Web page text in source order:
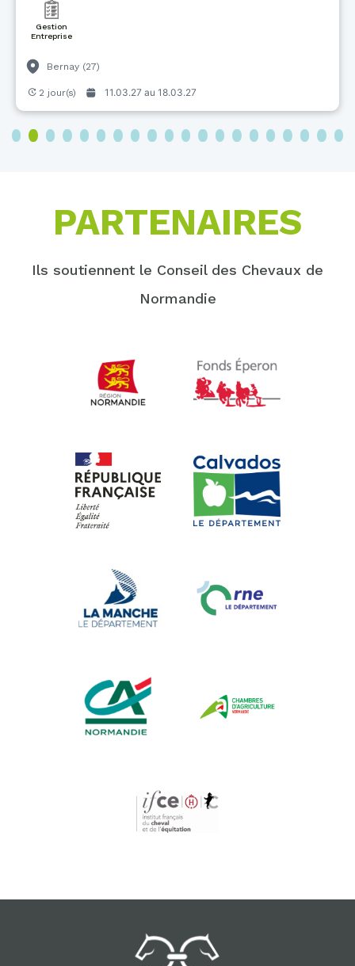
Gestion
Entreprise
Bernay (27)
2 jour(s) 11.03.27 au 18.03.27
3 4 5 6 7 8 9 10 11 12 13 14 15 16 17 18 19 20
PARTENAIRES
Ils soutiennent le Conseil des Chevaux de
Normandie